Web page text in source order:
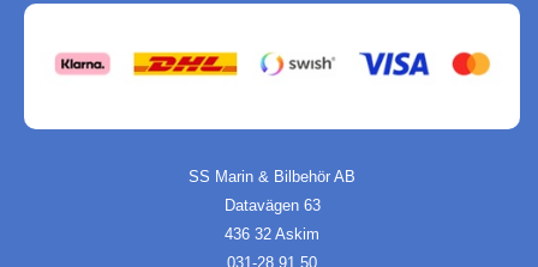
SS Marin & Bilbehör AB
Datavägen 63
436 32 Askim
031-28 91 50